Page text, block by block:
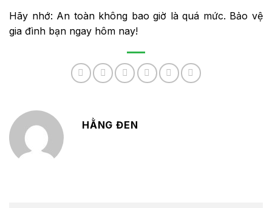
Hãy nhớ: An toàn không bao giờ là quá mức. Bảo vệ
gia đình bạn ngay hôm nay!
HẰNG ĐEN